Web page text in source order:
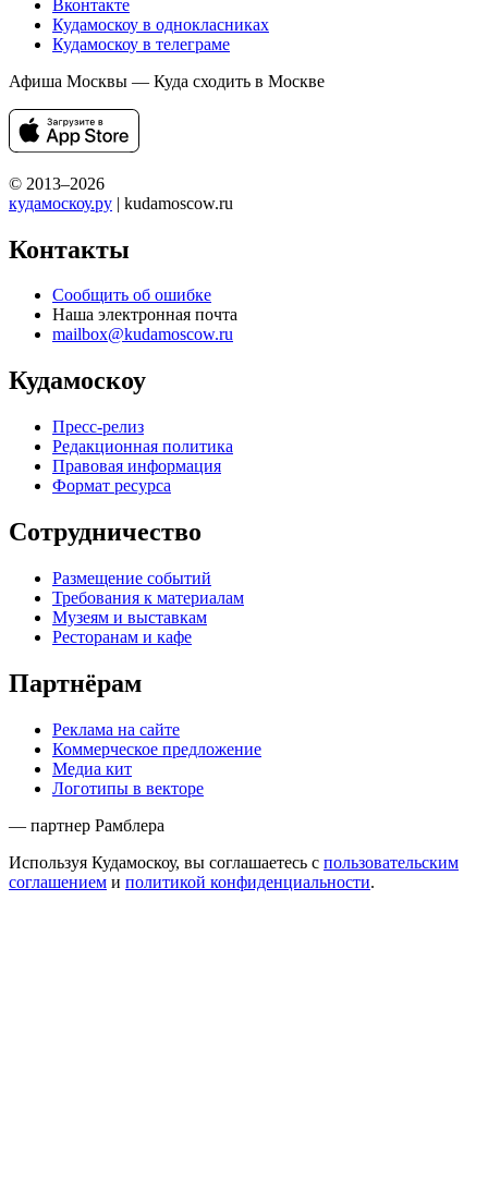
Вконтакте
Кудамоскоу в однокласниках
Кудамоскоу в телеграме
Афиша Москвы — Куда сходить в Москве
© 2013–2026
кудамоскоу.ру | kudamoscow.ru
Контакты
Сообщить об ошибке
Наша электронная почта
mailbox@kudamoscow.ru
Кудамоскоу
Пресс-релиз
Редакционная политика
Правовая информация
Формат ресурса
Сотрудничество
Размещение событий
Требования к материалам
Музеям и выставкам
Ресторанам и кафе
Партнёрам
Реклама на сайте
Коммерческое предложение
Медиа кит
Логотипы в векторе
— партнер Рамблера
Используя Кудамоскоу, вы соглашаетесь с пользовательским
соглашением и политикой конфиденциальности.